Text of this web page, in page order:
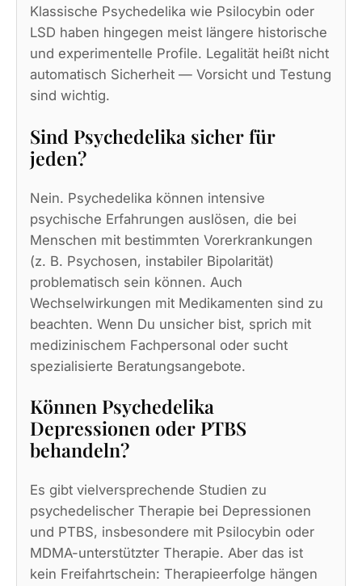
Klassische Psychedelika wie Psilocybin oder
LSD haben hingegen meist längere historische
und experimentelle Profile. Legalität heißt nicht
automatisch Sicherheit — Vorsicht und Testung
sind wichtig.
Sind Psychedelika sicher für
jeden?
Nein. Psychedelika können intensive
psychische Erfahrungen auslösen, die bei
Menschen mit bestimmten Vorerkrankungen
(z. B. Psychosen, instabiler Bipolarität)
problematisch sein können. Auch
Wechselwirkungen mit Medikamenten sind zu
beachten. Wenn Du unsicher bist, sprich mit
medizinischem Fachpersonal oder sucht
spezialisierte Beratungsangebote.
Können Psychedelika
Depressionen oder PTBS
behandeln?
Es gibt vielversprechende Studien zu
psychedelischer Therapie bei Depressionen
und PTBS, insbesondere mit Psilocybin oder
MDMA-unterstützter Therapie. Aber das ist
kein Freifahrtschein: Therapieerfolge hängen